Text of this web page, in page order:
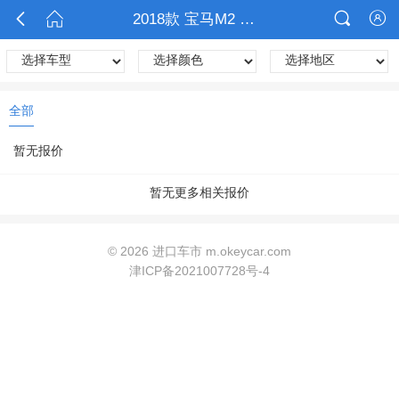
  2018款 宝马M2 M2报价 

全部
暂无报价
暂无更多相关报价
© 2026 进口车市 m.okeycar.com
津ICP备2021007728号-4